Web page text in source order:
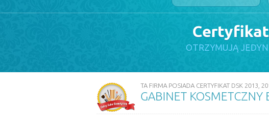
OTRZYMUJĄ
TA FIRMA POSIADA CERTYFIKAT DSK 2013,
GABINET KOSMETCZNY